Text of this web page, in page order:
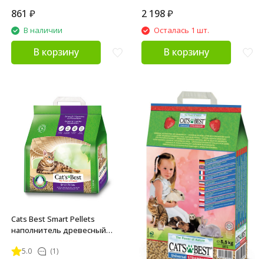
861 ₽
В наличии
В корзину
2 198₽
Осталась 1 шт.
В корзину
Cats Best Smart Pellets
наполнитель древесный
туалетов - 5 л (2,5 кг)
5.0 (1)